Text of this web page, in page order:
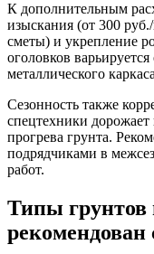
К дополнительным
изыскания (от 300
сметы) и укрепление
оголовков
металлического
Сезонность также
спецтехники дорожает
прогрева грунта.
подрядчиками в
работ.
Типы грунтов